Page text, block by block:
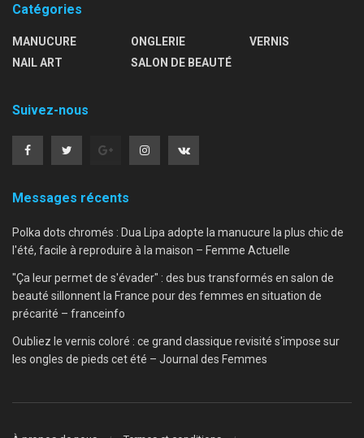
Catégories
MANUCURE
NAIL ART
ONGLERIE
SALON DE BEAUTÉ
VERNIS
Suivez-nous
Messages récents
Polka dots chromés : Dua Lipa adopte la manucure la plus chic de
l'été, facile à reproduire à la maison – Femme Actuelle
"Ça leur permet de s'évader" : des bus transformés en salon de
beauté sillonnent la France pour des femmes en situation de
précarité – franceinfo
Oubliez le vernis coloré : ce grand classique revisité s'impose sur
les ongles de pieds cet été – Journal des Femmes